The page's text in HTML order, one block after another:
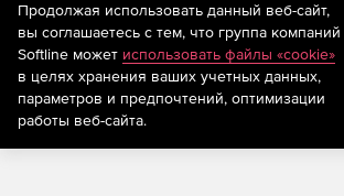
На информационном ресурсе
рекомендательные технологии
предоставления информации на основе
систематизации и анализа сведений,
предпочтениям пользователей сети
находящихся на территории Российской
Продолжая использовать данный веб-сайт,
вы соглашаетесь с тем, что группа компаний
Softline может использовать файлы «cookie»
в целях хранения ваших учетных данных,
параметров и предпочтений, оптимизации
работы веб-сайта.